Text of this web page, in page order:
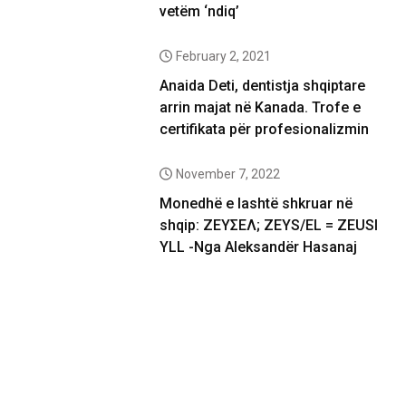
vetëm ‘ndiq’
February 2, 2021
Anaida Deti, dentistja shqiptare
arrin majat në Kanada. Trofe e
certifikata për profesionalizmin
November 7, 2022
Monedhë e lashtë shkruar në
shqip: ΖΕΥΣΕΛ; ZEYS/EL = ZEUSI
YLL -Nga Aleksandër Hasanaj